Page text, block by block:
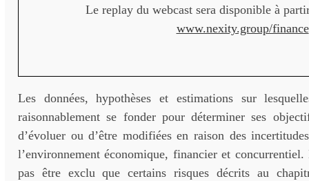
Le replay du webcast sera disponible à
www.nexity.group/finance
Les données, hypothèses et estimations sur
raisonnablement se fonder pour déterminer ses
d’évoluer ou d’être modifiées en raison des
l’environnement économique, financier et
pas être exclu que certains risques décrits au